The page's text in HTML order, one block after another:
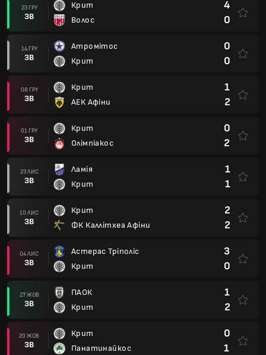
23 ГРУ
ЗВ
Крит
Волос
4
0
14 ГРУ
ЗВ
Атромітос
Крит
0
0
08 ГРУ
ЗВ
Крит
АЕК Афіни
1
2
01 ГРУ
ЗВ
Крит
Олімпіакос
0
2
23 ЛИС
ЗВ
Ламія
Крит
1
1
10 ЛИС
ЗВ
Крит
ФК Каллітхеа Афіни
2
2
04 ЛИС
ЗВ
Астерас Тріполіс
Крит
3
0
27 ЖОВ
ЗВ
ПАОК
Крит
1
2
20 ЖОВ
ЗВ
Крит
Панатинайкос
0
1